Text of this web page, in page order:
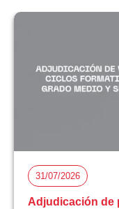
31/07/2026
Adjudicación de